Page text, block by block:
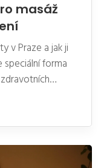
masáž
v Praze a jak ji
forma
Praze existuje
je důležité
článek poskytuje
najít ideální